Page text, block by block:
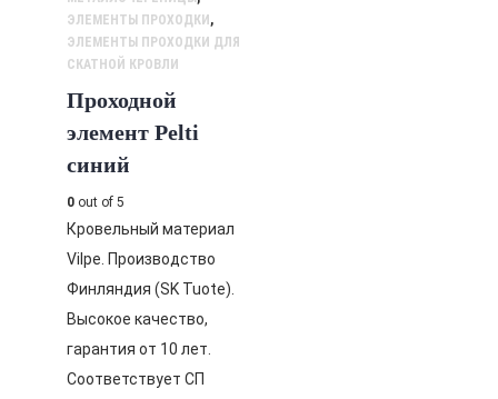
ЭЛЕМЕНТЫ ПРОХОДКИ ,
ЭЛЕМЕНТЫ ПРОХОДКИ ДЛЯ
СКАТНОЙ КРОВЛИ
Проходной
элемент Pelti
синий
0 out of 5
Кровельный материал
Vilpe. Производство
Финляндия (SK Tuote).
Высокое качество,
гарантия от 10 лет.
Соответствует СП